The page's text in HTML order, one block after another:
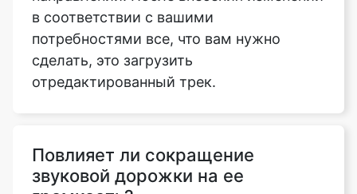
Повлияет ли сокращение
Сокращение музыки или саундтрека
никоим образом не влияет на